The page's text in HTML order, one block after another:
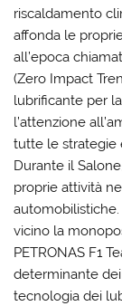
riscaldamento
affonda le
all’epoca
(Zero Impact
lubrificante per
l’attenzione
tutte le strategie
Durante il
proprie attività
vicino la
PETRONAS F1
determinante
tecnologia dei